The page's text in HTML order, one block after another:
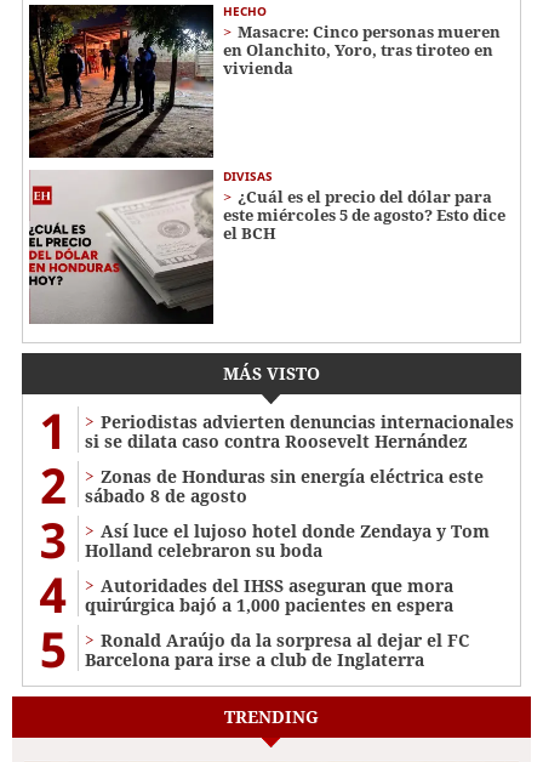
HECHO
Masacre: Cinco personas mueren
en Olanchito, Yoro, tras tiroteo en
vivienda
DIVISAS
¿Cuál es el precio del dólar para
este miércoles 5 de agosto? Esto dice
el BCH
MÁS VISTO
1
Periodistas advierten denuncias internacionales
si se dilata caso contra Roosevelt Hernández
2
Zonas de Honduras sin energía eléctrica este
sábado 8 de agosto
3
Así luce el lujoso hotel donde Zendaya y Tom
Holland celebraron su boda
4
Autoridades del IHSS aseguran que mora
quirúrgica bajó a 1,000 pacientes en espera
5
Ronald Araújo da la sorpresa al dejar el FC
Barcelona para irse a club de Inglaterra
TRENDING